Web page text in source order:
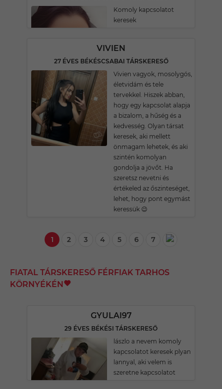
Komoly kapcsolatot
keresek
VIVIEN
27 ÉVES BÉKÉSCSABAI TÁRSKERESŐ
Vivien vagyok, mosolygós,
életvidám és tele
tervekkel. Hiszek abban,
hogy egy kapcsolat alapja
a bizalom, a hűség és a
kedvesség. Olyan társat
keresek, aki mellett
önmagam lehetek, és aki
szintén komolyan
gondolja a jövőt. Ha
szeretsz nevetni és
értékeled az őszinteséget,
lehet, hogy pont egymást
keressük 😉
1 2 3 4 5 6 7
FIATAL TÁRSKERESŐ FÉRFIAK TARHOS
KÖRNYÉKÉN
GYULAI97
29 ÉVES BÉKÉSI TÁRSKERESŐ
lászlo a nevem komoly
kapcsolatot keresek plyan
lannyal, aki velem is
szeretne kapcsolatot